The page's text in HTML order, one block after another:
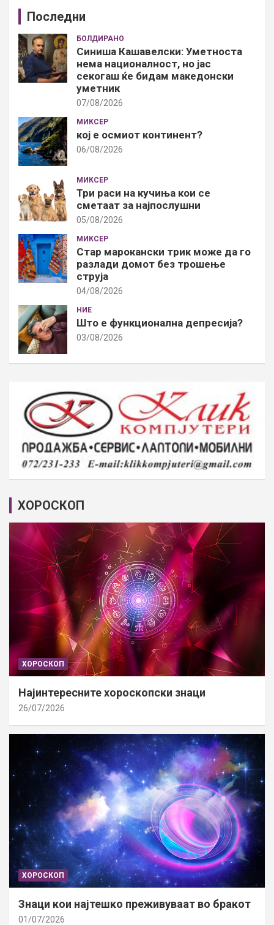
Последни
БОЛДИРАНО
Синиша Кашавелски: Уметноста
нема националност, но јас
секогаш ќе бидам македонски
уметник
07/08/2026
МИКСЕР
кој е осмиот континент?
06/08/2026
МИКСЕР
Три раси на кучиња кои се
сметаат за најпослушни
05/08/2026
МИКСЕР
Стар марокански трик може да го
разлади домот без трошење
струја
04/08/2026
НИЕ
Што е функционална депресија?
03/08/2026
ХОРОСКОП
ХОРОСКОП
Најинтересните хороскопски знаци
26/07/2026
ХОРОСКОП
Знаци кои најтешко преживуваат во бракот
01/07/2026